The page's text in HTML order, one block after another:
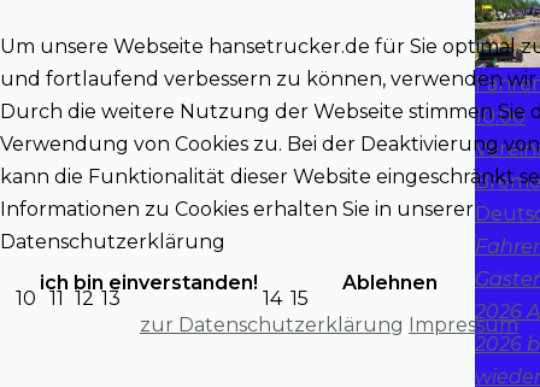
10 11 12 13 14 15
10:00
2026
2026
Um unsere Webseite hansetrucker.de für Sie optimal
und fortlaufend verbessern zu können, verwenden wir
Durch die weitere Nutzung der Webseite stimmen Sie
Verwendung von Cookies zu. Bei der Deaktivierung von
kann die Funktionalität dieser Website eingeschränkt
Informationen zu Cookies erhalten Sie in unserer
Datenschutzerklärung
ich bin einverstanden!
Ablehnen
zur Datenschutzerklärung Impressum